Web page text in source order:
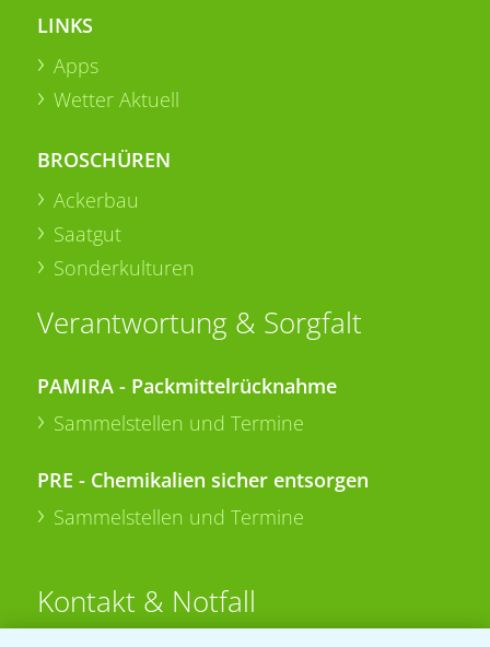
LINKS
Apps
Wetter Aktuell
BROSCHÜREN
Ackerbau
Saatgut
Sonderkulturen
Verantwortung & Sorgfalt
PAMIRA - Packmittelrücknahme
Sammelstellen und Termine
PRE - Chemikalien sicher entsorgen
Sammelstellen und Termine
Kontakt & Notfall